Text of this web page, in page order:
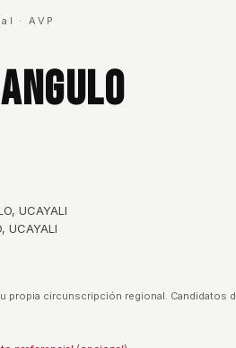
·AVP
UCAYALI
UCAYALI
propia circunscripción regional.